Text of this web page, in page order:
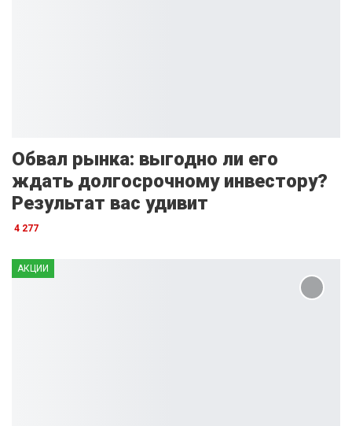
Обвал рынка: выгодно ли его
ждать долгосрочному инвестору?
Результат вас удивит
4 277
АКЦИИ